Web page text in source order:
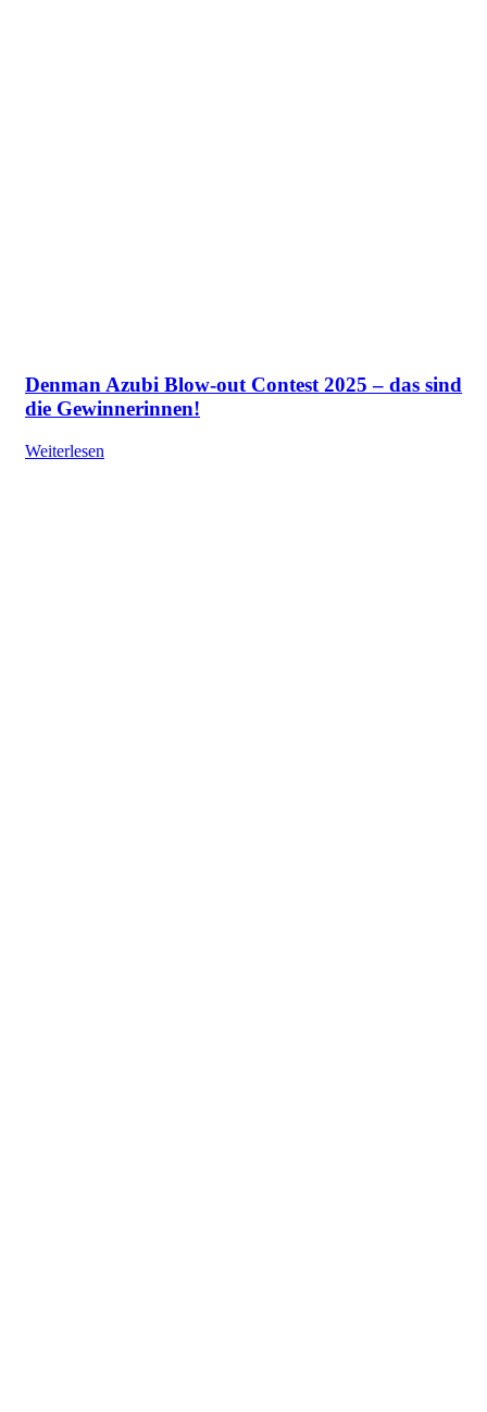
Denman Azubi Blow-out Contest 2025 – das sind
die Gewinnerinnen!
Weiterlesen